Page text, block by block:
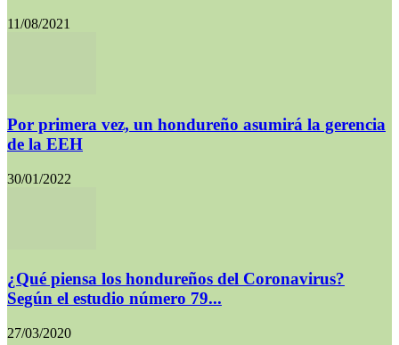
11/08/2021
Por primera vez, un hondureño asumirá la gerencia
de la EEH
30/01/2022
¿Qué piensa los hondureños del Coronavirus?
Según el estudio número 79...
27/03/2020